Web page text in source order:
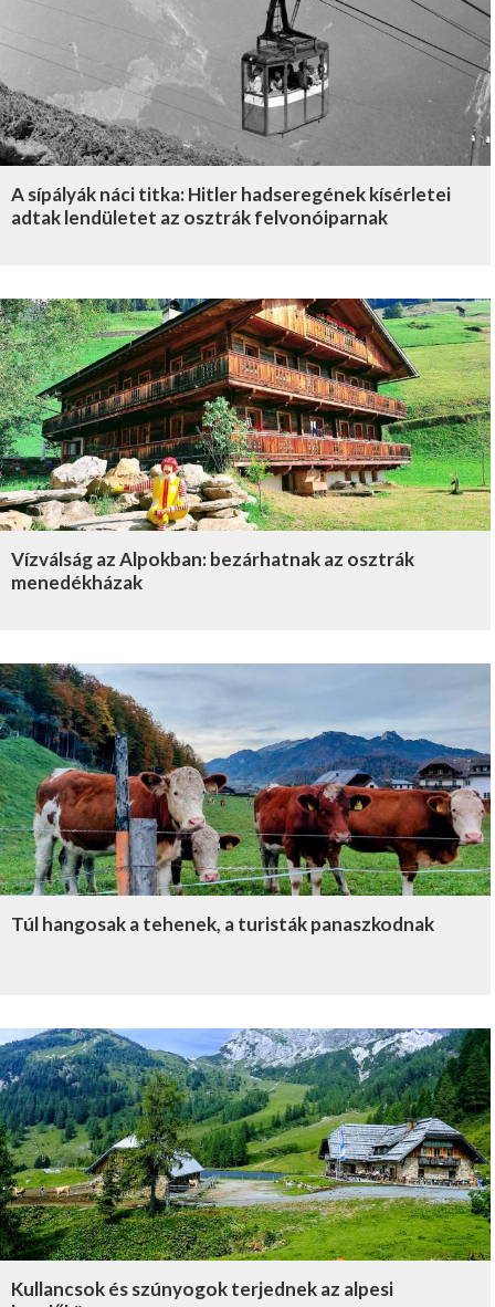
A sípályák náci titka: Hitler hadseregének kísérletei
adtak lendületet az osztrák felvonóiparnak
Vízválság az Alpokban: bezárhatnak az osztrák
menedékházak
Túl hangosak a tehenek, a turisták panaszkodnak
Kullancsok és szúnyogok terjednek az alpesi